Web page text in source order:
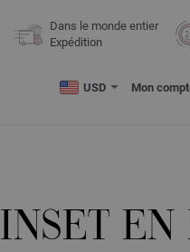
Dans le monde entier
Expédition
USD Mon
EN